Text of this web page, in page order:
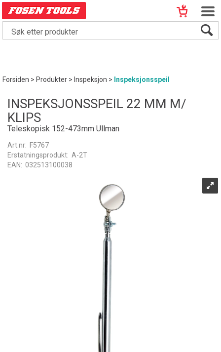
Forsiden>Produkter> Inspeksjon> Inspeksjonsspeil
INSPEKSJONSSPEIL 22 MM M/
KLIPS
Teleskopisk 152-473mm Ullman
Art.nr: F5767
Erstatningsprodukt: A-2T
EAN: 032513100038